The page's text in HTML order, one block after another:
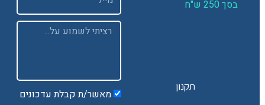
Message
מאשר/ת קבלת עדכונים